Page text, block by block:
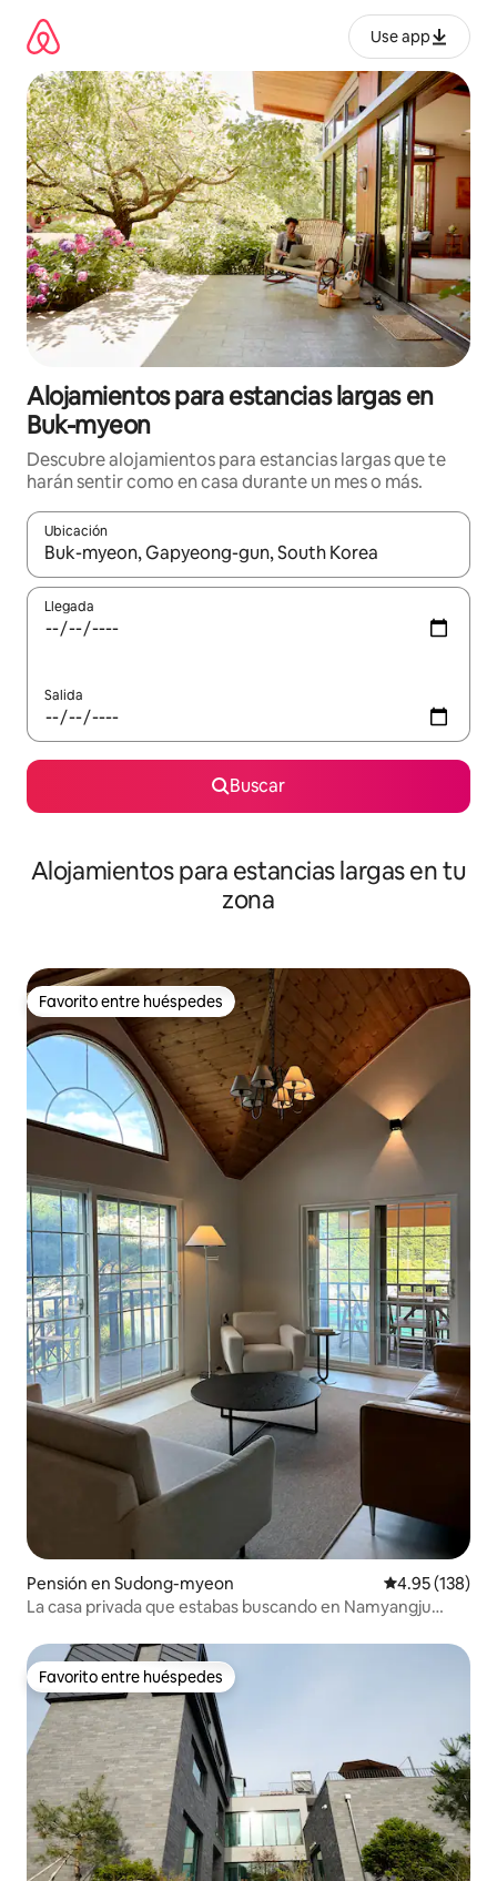
contenido
Use app
Alojamientos para estancias largas en
Buk-myeon
Descubre alojamientos para estancias largas que te
harán sentir como en casa durante un mes o más.
Ubicación
Cuando los resultados estén disponibles, podrás navegar
Llegada
Salida
Buscar
Alojamientos para estancias largas en tu
zona
Favorito entre huéspedes
Favorito entre huéspedes
Pensión en Sudong-myeon Calificación
4.95 (138)
La casa privada que estabas buscando en Namyangju
Aproximadamente 40 minutos de Songpa
Favorito entre huéspedes
Favorito entre huéspedes